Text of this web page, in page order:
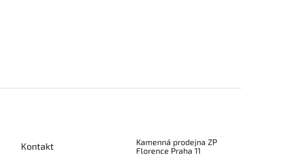
Kontakt
Kamenná prodejna ZP
Florence Praha 11